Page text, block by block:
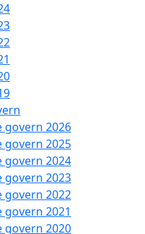
govern 2026
govern 2025
govern 2024
govern 2023
govern 2022
govern 2021
govern 2020